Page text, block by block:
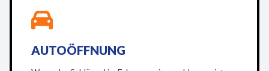
AUTOÖFFNUNG